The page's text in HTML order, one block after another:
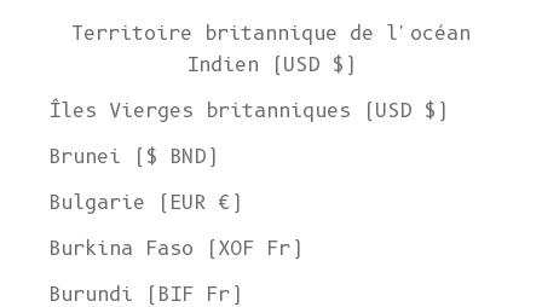
Territoire britannique de l'océan
Indien (USD $)
Îles Vierges britanniques (USD $)
Brunei ($ BND)
Bulgarie (EUR €)
Burkina Faso (XOF Fr)
Burundi (BIF Fr)